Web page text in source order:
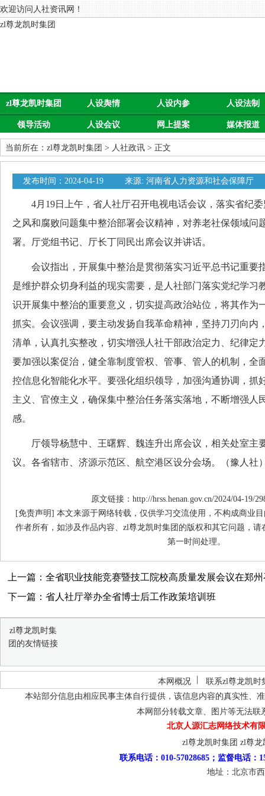
欢迎访问人社资讯网！
zl尊龙凯时集团
zl尊龙凯时集团 人设舆情 人设内参 人设法制
领导活动 人设会议 网上提案 媒体报道
当前所在： zl尊龙凯时集团 > 人社政讯 > 正文
发布时间：2024-04-19 来源: 河南省人力资源和社会保障厅
4月19日上午，省人社厅召开电视电话会议，落实省纪委
之风和腐败问题集中整治部署会议精神，对养老社保领域问
署。厅党组书记、厅长丁同民出席会议并讲话。
会议指出，开展集中整治是贯彻落实习近平总书记重要
是维护群众切身利益的现实需要，是人社部门落实党纪学习
识开展集中整治的重要意义，切实提高政治站位，将其作为
抓实。会议强调，要主动发扬自我革命精神，坚持刀刃向内
清单，认真扎实整改，切实增强人社干部政治定力、纪律定
要加强以案促治，健全靠制度管权、管事、管人的机制，全
控信息化智能化水平。要强化组织领导，加强沟通协调，抓
主义、官僚主义，确保集中整治任务落实落地，不断增强人
感。
厅领导杨慧中、王曙辉、魏连升出席会议，相关处室主
议。各省辖市、济源示范区、航空港区设分会场。（豫人社
原文链接：http://hrss.henan.gov.cn/2024/04-19/
[免责声明] 本文来源于网络转载，仅供学习交流使用，不构成商业
作者所有，如涉及作品内容、zl尊龙凯时集团的版权和其它问题，请
第一时间处理。
上一篇：全省职业技能竞赛暨技工院校高质量发展会议在郑
下一篇：省人社厅举办全省博士后工作政策培训班
zl尊龙凯时集
团的友情链接
本网概况
联系zl尊龙凯时
本站部分信息由相应民事主体自行提供，该信息内容的真实性、
本网部分转载文章、图片等无法
北京人源汇志网络技术有
zl尊龙凯时集团 zl尊龙
联系电话：010-57028685；监督电话：
地址：北京市